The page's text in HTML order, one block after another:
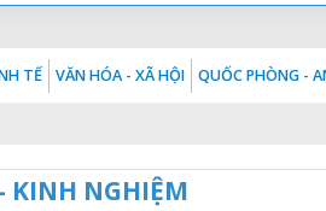
TẾ VĂN HÓA - XÃ HỘI QUỐC PHÒNG -
KINH NGHIỆM